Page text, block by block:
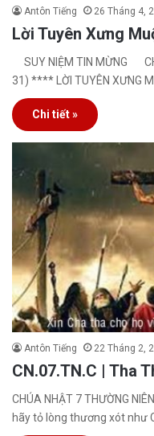
Antôn Tiếng 26 Tháng 4,
Lời Tuyên Xưng
SUY NIỆM TIN MỪNG
31) **** LỜI TUYÊN XƯNG
Chi tiết »
Antôn Tiếng 22 Tháng 2,
CN.07.TN.C | Tha
CHÚA NHẬT 7 THƯỜNG
hãy tỏ lòng thương xót như